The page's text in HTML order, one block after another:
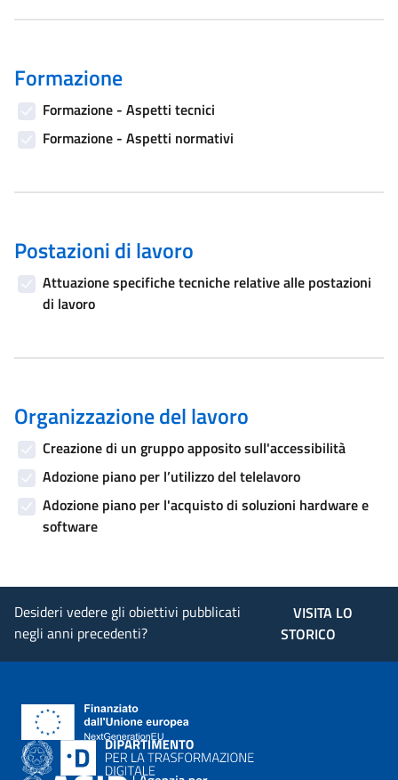
Formazione
Formazione - Aspetti tecnici
Formazione - Aspetti normativi
Postazioni di lavoro
Attuazione specifiche tecniche relative alle postazioni
di lavoro
Organizzazione del lavoro
Creazione di un gruppo apposito sull'accessibilità
Adozione piano per l’utilizzo del telelavoro
Adozione piano per l'acquisto di soluzioni hardware e
software
Desideri vedere gli obiettivi pubblicati
negli anni precedenti?
VISITA LO
STORICO